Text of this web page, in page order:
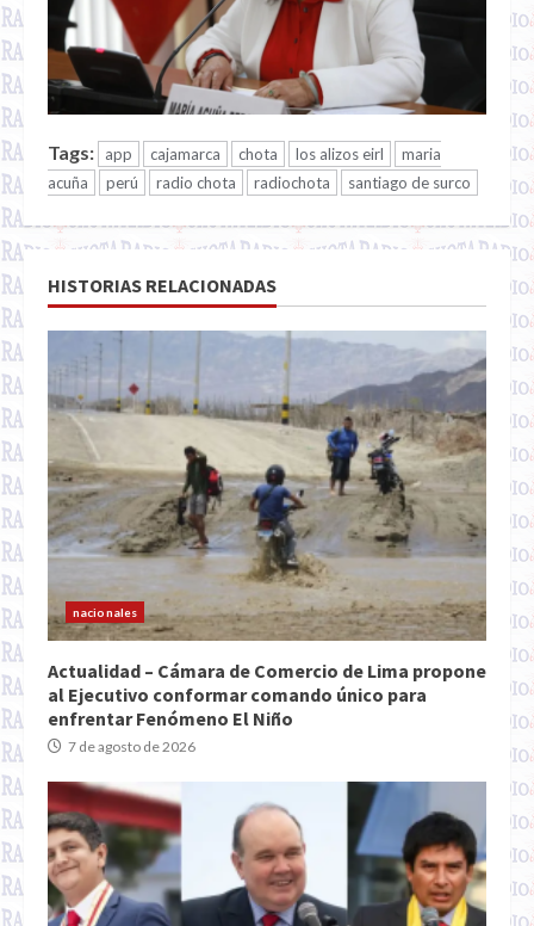
Tags: app cajamarca chota los alizos eirl
maria
acuña
perú radio chota radiochota santiago de surco
HISTORIAS RELACIONADAS
nacionales
Actualidad – Cámara de Comercio de Lima propone
al Ejecutivo conformar comando único para
enfrentar Fenómeno El Niño
7 de agosto de 2026